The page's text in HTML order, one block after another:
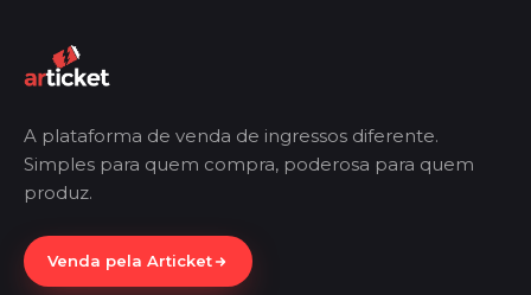
A plataforma de venda de ingressos diferente.
Simples para quem compra, poderosa para quem
produz.
Venda pela Articket